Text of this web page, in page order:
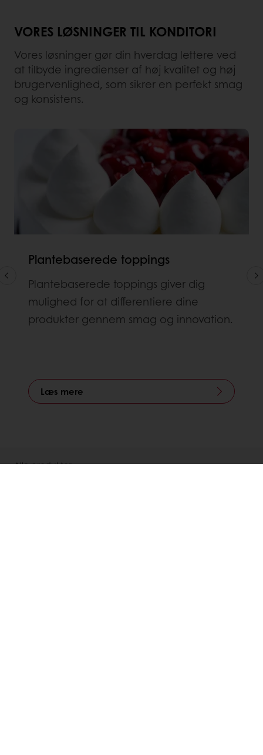
VORES LØSNINGER TIL KONDITORI
Vores løsninger gør din hverdag lettere ved
at tilbyde ingredienser af høj kvalitet og høj
brugervenlighed, som sikrer en perfekt smag
og konsistens.
Plantebaserede toppings
Plantebaserede toppings giver dig
mulighed for at differentiere dine
produkter gennem smag og innovation.
Læs mere
Alle produkter